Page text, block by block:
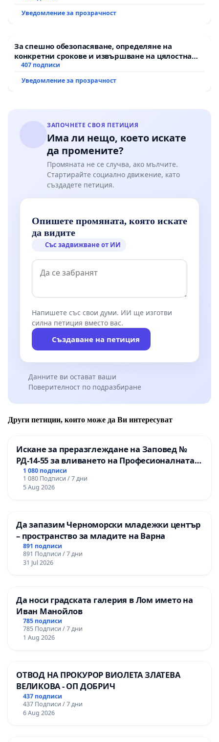
Уведомление за прозрачност
За спешно обезопасяване, определяне на
конкретни срокове и извършване на цялостна
рехабилитация на републиканския път между
Мирово - к.к. Момин проход
407 подписи
Уведомление за прозрачност
ЗАПОЧНЕТЕ СВОЯ ПЕТИЦИЯ
Има ли нещо, което искате
да промените?
Промяната не се случва, ако мълчите.
Стартирайте социално движение, като
създадете петиция.
Опишете промяната, която искате
да видите
Със задвижване от ИИ
Напишете със свои думи. ИИ ще изготви
силна петиция вместо вас.
Създаване на петиция
Данните ви остават ваши
Поверителност по подразбиране
Други петиции, които може да Ви интересуват
Искане за преразглеждане на Заповед №
РД-14-55 за вливането на Професионалната
гимназия по промишлени технологии в
Професионалната гимназия по икономика и
мениджмънт – гр. Пазарджик
1 080 подписи
1 080 Подписи / 7 дни
5 Aug 2026
Да запазим Черноморски младежки център
– пространство за младите на Варна
891 подписи
891 Подписи / 7 дни
31 Jul 2026
Да носи градската галерия в Лом името на
Иван Манойлов
785 подписи
785 Подписи / 7 дни
1 Aug 2026
ОТВОД НА ПРОКУРОР ВИОЛЕТА ЗЛАТЕВА
ВЕЛИКОВА - ОП ДОБРИЧ
437 подписи
437 Подписи / 7 дни
6 Aug 2026